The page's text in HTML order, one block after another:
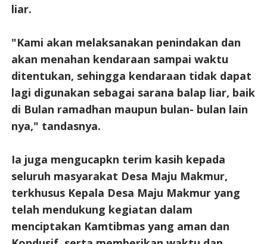
liar.
"Kami akan melaksanakan penindakan dan
akan menahan kendaraan sampai waktu
ditentukan, sehingga kendaraan tidak dapat
lagi digunakan sebagai sarana balap liar, baik
di Bulan ramadhan maupun bulan- bulan lain
nya," tandasnya.
Ia juga mengucapkn terim kasih kepada
seluruh masyarakat Desa Maju Makmur,
terkhusus Kepala Desa Maju Makmur yang
telah mendukung kegiatan dalam
menciptakan Kamtibmas yang aman dan